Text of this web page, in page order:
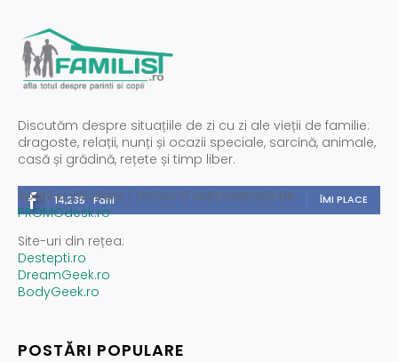
Discutăm despre situațiile de zi cu zi ale vieții de familie:
dragoste, relații, nunți și ocazii speciale, sarcină, animale,
casă și grădină, rețete și timp liber.
14,235 Fani ÎMI PLACE
Spații publicitare / reclamă administrată de
PROMOdesk.ro
Site-uri din rețea:
Destepti.ro
DreamGeek.ro
BodyGeek.ro
POSTĂRI POPULARE